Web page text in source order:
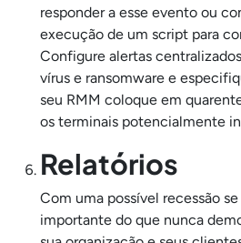
responder a esse evento ou
execução de um script para
Configure alertas
vírus e ransomware e
seu RMM coloque em
os terminais potencialmente
Relatórios
Com uma possível recessão
importante do que nunca